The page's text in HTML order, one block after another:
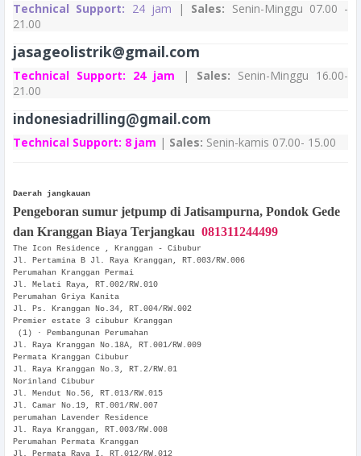
Technical Support: 24 jam | Sales: Senin-Minggu 07.00 -
21.00
jasageolistrik@gmail.com
Technical Support: 24 jam | Sales: Senin-Minggu 16.00-
21.00
indonesiadrilling@gmail.com
Technical Support: 8 jam | Sales: Senin-kamis 07.00- 15.00
Daerah jangkauan
Pengeboran sumur jetpump di Jatisampurna, Pondok Gede
dan Kranggan Biaya Terjangkau 081311244499
The Icon Residence , Kranggan - Cibubur
Jl. Pertamina B Jl. Raya Kranggan, RT.003/RW.006
Perumahan Kranggan Permai
Jl. Melati Raya, RT.002/RW.010
Perumahan Griya Kanita
Jl. Ps. Kranggan No.34, RT.004/RW.002
Premier estate 3 cibubur Kranggan
(1) · Pembangunan Perumahan
Jl. Raya Kranggan No.18A, RT.001/RW.009
Permata Kranggan Cibubur
Jl. Raya Kranggan No.3, RT.2/RW.01
Norinland Cibubur
Jl. Mendut No.56, RT.013/RW.015
Jl. Camar No.19, RT.001/RW.007
perumahan Lavender Residence
Jl. Raya Kranggan, RT.003/RW.008
Perumahan Permata Kranggan